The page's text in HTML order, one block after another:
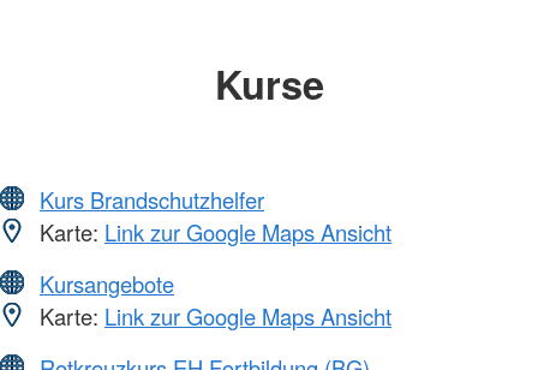
Kurse
Kurs Brandschutzhelfer
Karte: Link zur Google Maps Ansicht
Kursangebote
Karte: Link zur Google Maps Ansicht